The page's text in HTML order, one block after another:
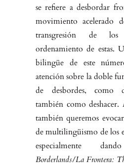
se refiere a desbordar
movimiento acelerado
transgresión de
ordenamiento de estas.
bilingüe de este
atención sobre la doble
de desbordes, como
también como
también queremos
de multilingüismo de los
especialmente
Borderlands/La Frontera: